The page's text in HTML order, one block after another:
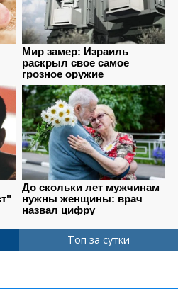
Топ за сутки